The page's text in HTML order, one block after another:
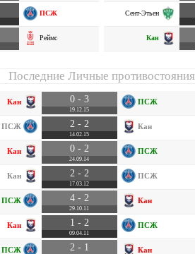
ПСЖ
Реймс
Сент-Этьен
Кан
Последние Личные противостояния
Кан 0 - 3
19.12.15
ПСЖ
ПСЖ 2 - 2
14.02.15
Кан
Кан 0 - 2
24.09.14
ПСЖ
Кан 2 - 2
17.03.12
ПСЖ
ПСЖ 4 - 2
29.10.11
Кан
Кан 1 - 2
09.04.11
ПСЖ
ПСЖ 2 - 1 Кан